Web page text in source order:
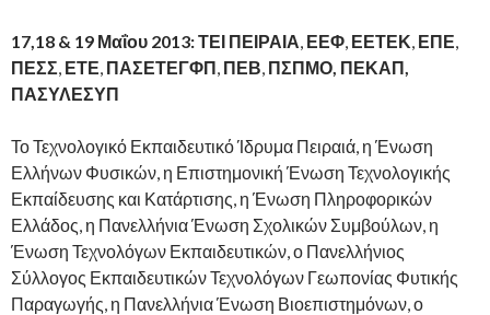
17,18 & 19 Μαΐου 2013:ΤΕΙ ΠΕΙΡΑΙΑ, ΕΕΦ, ΕΕΤΕΚ, ΕΠΕ,
ΠΕΣΣ, ΕΤΕ, ΠΑΣΕΤΕΓΦΠ, ΠΕΒ, ΠΣΠΜΟ, ΠΕΚΑΠ,
ΠΑΣΥΛΕΣΥΠ
Το Τεχνολογικό Εκπαιδευτικό Ίδρυμα Πειραιά, η Ένωση
Ελλήνων Φυσικών, η Επιστημονική Ένωση Τεχνολογικής
Εκπαίδευσης και Κατάρτισης, η Ένωση Πληροφορικών
Ελλάδος, η Πανελλήνια Ένωση Σχολικών Συμβούλων, η
Ένωση Τεχνολόγων Εκπαιδευτικών, ο Πανελλήνιος
Σύλλογος Εκπαιδευτικών Τεχνολόγων Γεωπονίας Φυτικής
Παραγωγής, η Πανελλήνια Ένωση Βιοεπιστημόνων, ο